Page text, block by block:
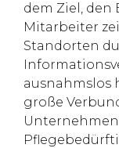
dem Ziel, den
Mitarbeiter
Standorten
ausnahmslos
große